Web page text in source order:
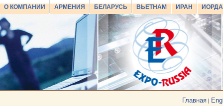
О КОМПАНИИ АРМЕНИЯ БЕЛАРУСЬ ВЬЕТНАМ ИРАН
Главная |